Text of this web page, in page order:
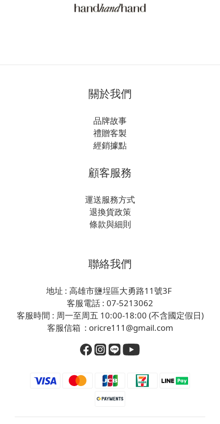
關於我們
品牌故事
禮贈客製
經銷據點
顧客服務
運送服務方式
退換貨政策
條款與細則
聯絡我們
地址 : 高雄市鹽埕區大勇路11號3F
客服電話 : 07-5213062
客服時間 : 周一至周五 10:00-18:00 (不含國定假日)
客服信箱 : oricre111@gmail.com